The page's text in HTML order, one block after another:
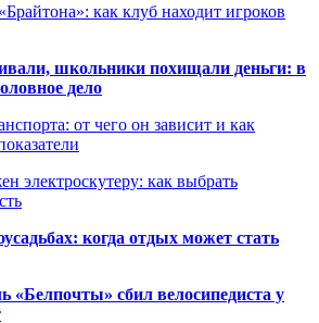
как клуб находит игроков
школьники похищали деньги: в
дело
от чего он зависит и как
электроскутеру: как выбрать
когда отдых может стать
«Белпочты» сбил велосипедиста у